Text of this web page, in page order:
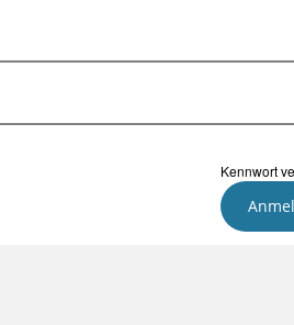
Kennwort